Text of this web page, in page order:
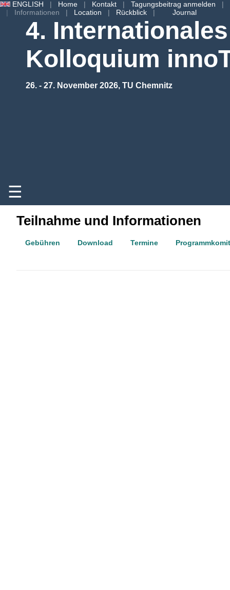
☰
ENGLISH Home Kontakt
Tagungsbeitrag anmelden
Informationen
Location Rückblick Journal
4. Internationales
Kolloquium
26. - 27. November 2026, TU Chemnitz
Teilnahme und Informationen
Gebühren Download Termine